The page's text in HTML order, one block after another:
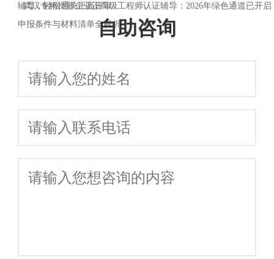
辅导，轻松通关正高评审
·武汉专精特新企业正高级工程师认证辅导：2026年绿色通道已开启
申报条件与材料清单全解析自助咨询